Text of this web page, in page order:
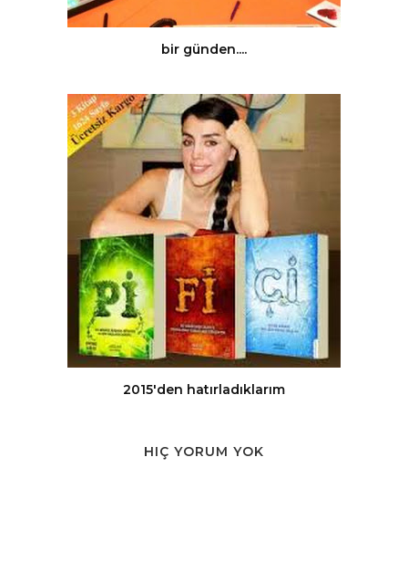
bir günden....
2015'den hatırladıklarım
HIÇ YORUM YOK